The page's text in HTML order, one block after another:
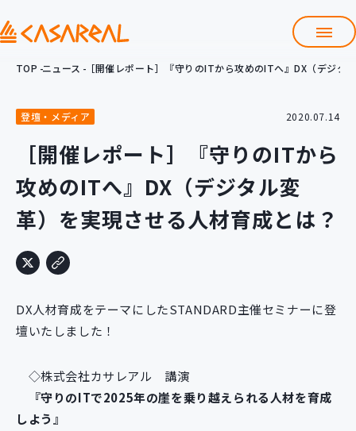
会社情報
サービス
プロダクト開発支援
クラウド導入支援 Git導入支援
システム構築支援
研修サービス
カスタマイズコース
新規開発サービス
パッケージ開発
TOP ニュース ［開催レポート］『守りのITから攻めのITへ』DX（デジタ
登壇・メディア 2020.07.14
［開催レポート］『守りのITから
攻めのITへ』DX（デジタル変
革）を実現させる人材育成とは？
DX人材育成をテーマにしたSTANDARD主催セミナーに登
壇いたしました！
◇株式会社カサレアル 講演
『守りのITで2025年の崖を乗り越えられる⼈材を育成
しよう』